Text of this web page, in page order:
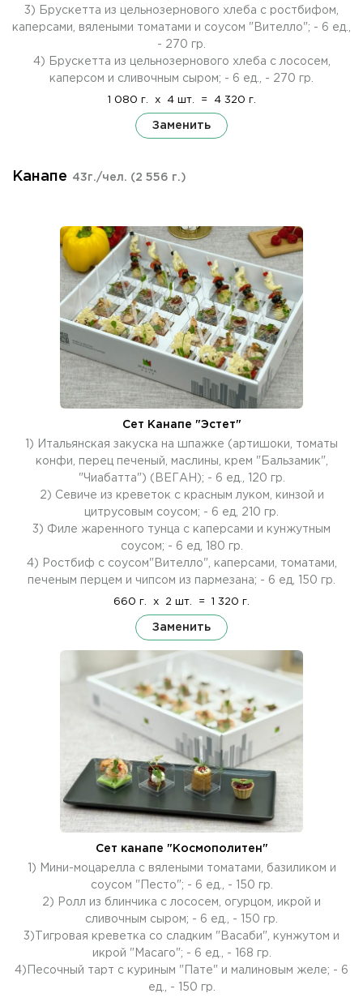
3) Брускетта из цельнозернового хлеба с ростбифом,
каперсами, вялеными томатами и соусом "Вителло"; - 6 ед.,
- 270 гр.
4) Брускетта из цельнозернового хлеба с лососем,
каперсом и сливочным сыром; - 6 ед., - 270 гр.
1 080 г. x 4 шт. = 4 320 г.
Заменить
Канапе 43г./чел. (2 556 г.)
Сет Канапе "Эстет"
1) Итальянская закуска на шпажке (артишоки, томаты
конфи, перец печеный, маслины, крем "Бальзамик",
"Чиабатта") (ВЕГАН); - 6 ед., 120 гр.
2) Севиче из креветок с красным луком, кинзой и
цитрусовым соусом; - 6 ед, 210 гр.
3) Филе жаренного тунца с каперсами и кунжутным
соусом; - 6 ед, 180 гр.
4) Ростбиф с соусом"Вителло", каперсами, томатами,
печеным перцем и чипсом из пармезана; - 6 ед, 150 гр.
660 г. x 2 шт. = 1 320 г.
Заменить
Сет канапе "Космополитен"
1) Мини-моцарелла с вялеными томатами, базиликом и
соусом "Песто"; - 6 ед., - 150 гр.
2) Ролл из блинчика с лососем, огурцом, икрой и
сливочным сыром; - 6 ед., - 150 гр.
3)Тигровая креветка со сладким "Васаби", кунжутом и
икрой "Масаго"; - 6 ед., - 168 гр.
4)Песочный тарт с куриным "Пате" и малиновым желе; - 6
ед., - 150 гр.